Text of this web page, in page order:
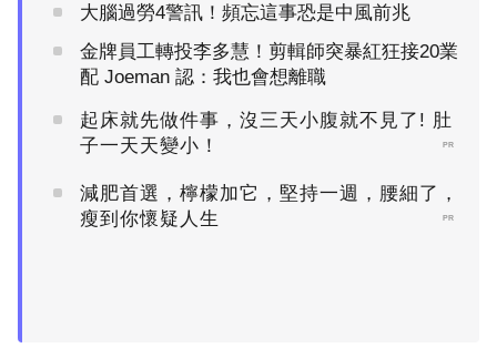
大腦過勞4警訊！頻忘這事恐是中風前兆
金牌員工轉投李多慧！剪輯師突暴紅狂接20業
配 Joeman 認：我也會想離職
起床就先做件事，沒三天小腹就不見了! 肚
子一天天變小！
PR
減肥首選，檸檬加它，堅持一週，腰細了，
瘦到你懷疑人生
PR